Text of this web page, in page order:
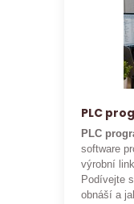
PLC
PLC
software
výrobní
Podívejte
obnáší a